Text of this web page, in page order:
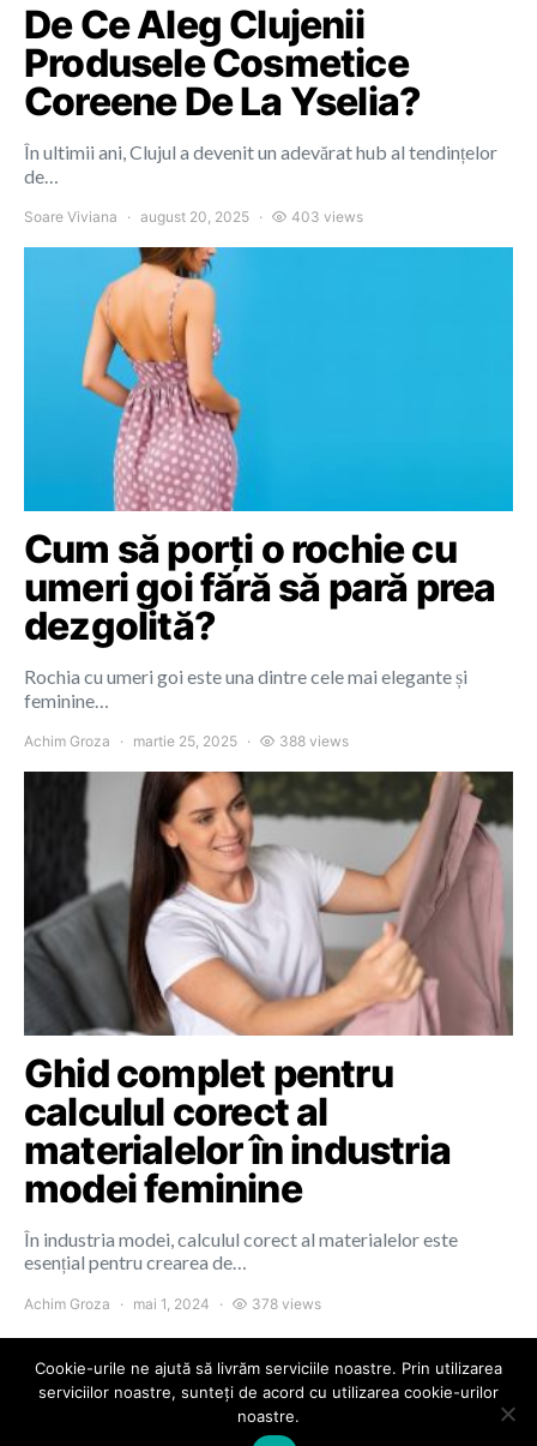
De Ce Aleg Clujenii
Produsele Cosmetice
Coreene De La Yselia?
În ultimii ani, Clujul a devenit un adevărat hub al tendințelor
de…
Soare Viviana august 20, 2025 403 views
Cum să porți o rochie cu
umeri goi fără să pară prea
dezgolită?
Rochia cu umeri goi este una dintre cele mai elegante și
feminine…
Achim Groza martie 25, 2025 388 views
Ghid complet pentru
calculul corect al
materialelor în industria
modei feminine
În industria modei, calculul corect al materialelor este
esențial pentru crearea de…
Achim Groza mai 1, 2024 378 views
Colours of Cluj
Cookie-urile ne ajută să livrăm serviciile noastre. Prin utilizarea
serviciilor noastre, sunteți de acord cu utilizarea cookie-urilor
noastre.